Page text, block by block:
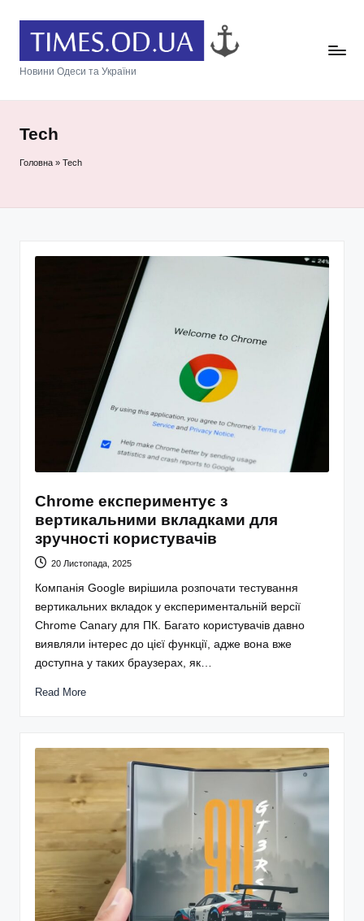
Новини Одеси та України
Tech
Головна » Tech
Chrome експериментує з
вертикальними вкладками для
зручності користувачів
20 Листопада, 2025
Компанія Google вирішила розпочати тестування
вертикальних вкладок у експериментальній версії
Chrome Canary для ПК. Багато користувачів давно
виявляли інтерес до цієї функції, адже вона вже
доступна у таких браузерах, як…
Read More